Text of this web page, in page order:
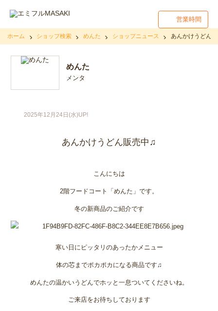
営業時間
ホーム ショップ検索 めんた ショップニュース あんかけうどん
めんた
メンタ
2025年12月24日(水)UP!
あんかけうどん販売中♫
こんにちは
2階フードコート「めんた」です。
冬の新商品のご紹介です
寒い日にピッタリのあったかメニュー
体の芯までポカポカになる商品です♫
めんたの温かいうどんでホッと一息ついてくださいね。
ご来店をお待ちしております